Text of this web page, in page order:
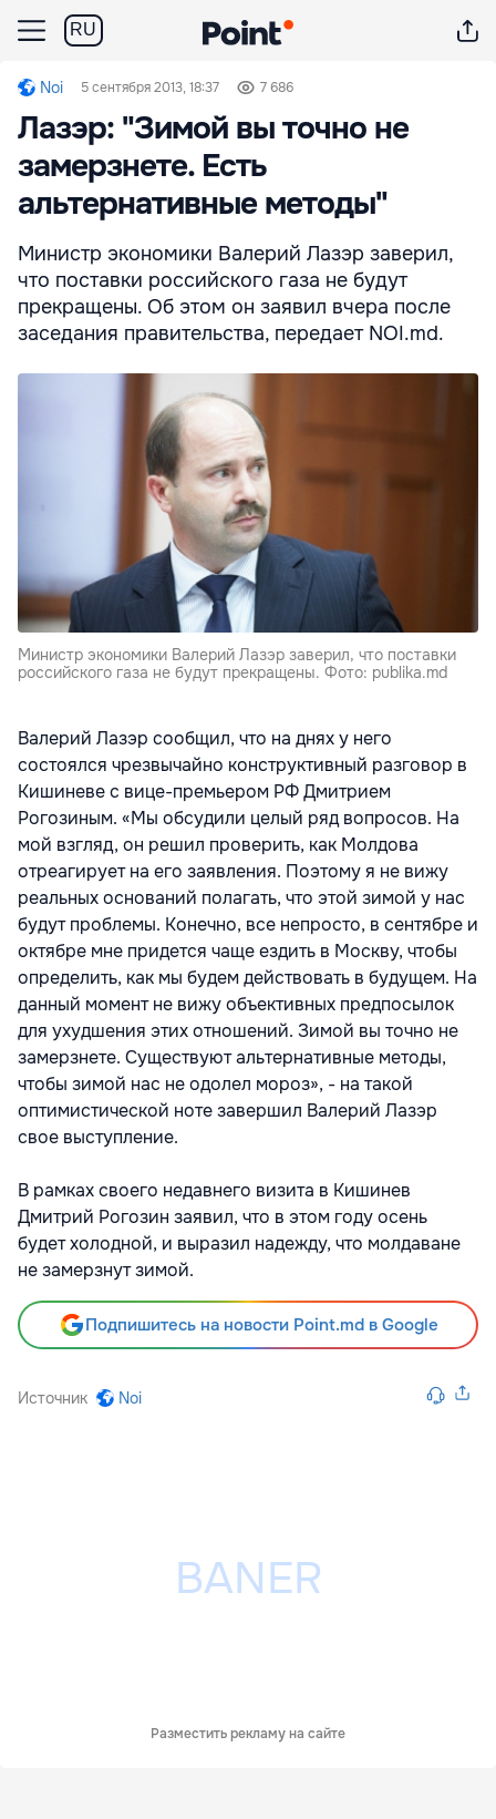
RU
Noi 5 сентября 2013, 18:37 7 686
Лазэр: "Зимой вы точно не
замерзнете. Есть
альтернативные методы"
Министр экономики Валерий Лазэр заверил,
что поставки российского газа не будут
прекращены. Об этом он заявил вчера после
заседания правительства, передает NOI.md.
Министр экономики Валерий Лазэр заверил, что поставки
российского газа не будут прекращены. Фото: publika.md
Валерий Лазэр сообщил, что на днях у него
состоялся чрезвычайно конструктивный разговор в
Кишиневе с вице-премьером РФ Дмитрием
Рогозиным. «Мы обсудили целый ряд вопросов. На
мой взгляд, он решил проверить, как Молдова
отреагирует на его заявления. Поэтому я не вижу
реальных оснований полагать, что этой зимой у нас
будут проблемы. Конечно, все непросто, в сентябре и
октябре мне придется чаще ездить в Москву, чтобы
определить, как мы будем действовать в будущем. На
данный момент не вижу объективных предпосылок
для ухудшения этих отношений. Зимой вы точно не
замерзнете. Существуют альтернативные методы,
чтобы зимой нас не одолел мороз», - на такой
оптимистической ноте завершил Валерий Лазэр
свое выступление.
В рамках своего недавнего визита в Кишинев
Дмитрий Рогозин заявил, что в этом году осень
будет холодной, и выразил надежду, что молдаване
не замерзнут зимой.
Подпишитесь на новости Point.md в Google
Источник Noi
Разместить рекламу на сайте